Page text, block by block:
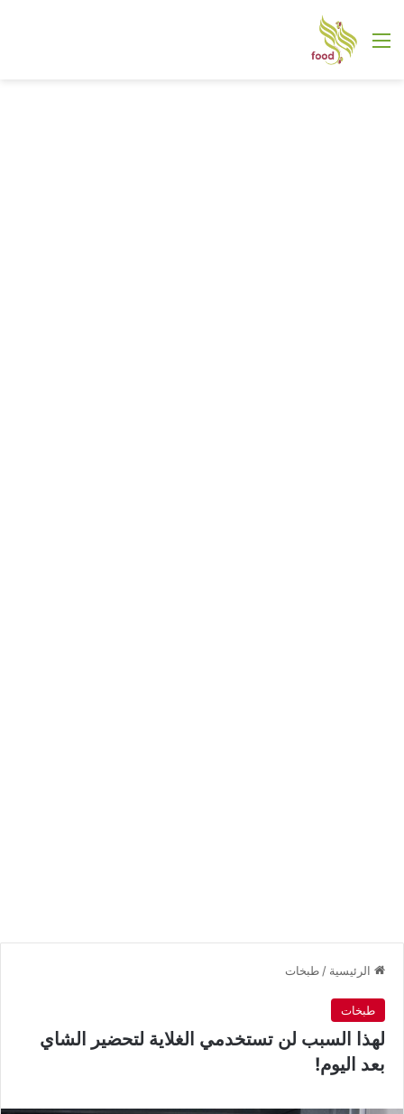
القائمة
الرئيسية / طبخات
طبخات
لهذا السبب لن تستخدمي الغلاية لتحضير الشاي
بعد اليوم!